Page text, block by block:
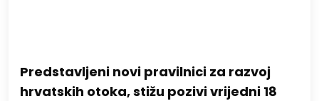
Predstavljeni novi pravilnici za razvoj
hrvatskih otoka, stižu pozivi vrijedni 18